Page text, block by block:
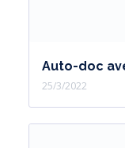
Auto-doc
25/3/2022